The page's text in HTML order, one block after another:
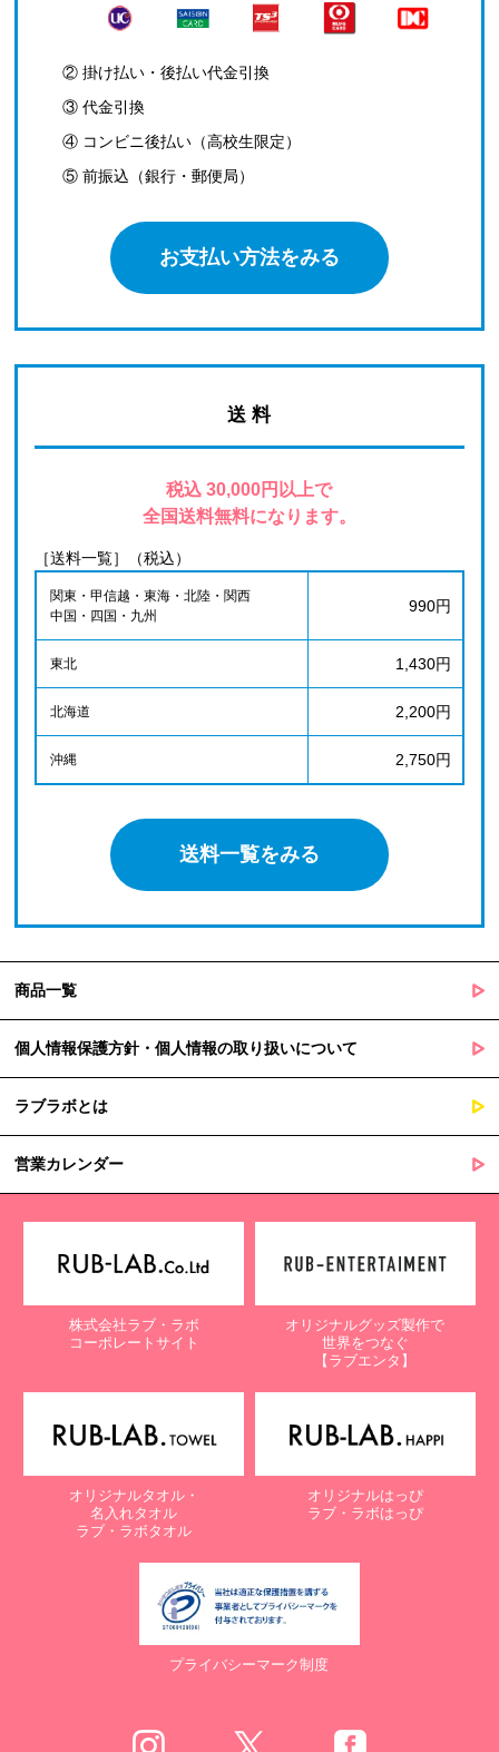
② 掛け払い・後払い代金引換
③ 代金引換
④ コンビニ後払い（高校生限定）
⑤ 前振込（銀行・郵便局）
お支払い方法をみる
送 料
税込 30,000円以上で
全国送料無料になります。
［送料一覧］（税込）
関東・甲信越・東海・北陸・関西
中国・四国・九州
990円
東北 1,430円
北海道 2,200円
沖縄 2,750円
送料一覧をみる
商品一覧
個人情報保護方針・個人情報の取り扱いについて
ラブラボとは
営業カレンダー
株式会社ラブ・ラボ
コーポレートサイト
オリジナルグッズ製作で
世界をつなぐ
【ラブエンタ】
オリジナルタオル・
名入れタオル
ラブ・ラボタオル
オリジナルはっぴ
ラブ・ラボはっぴ
プライバシーマーク制度